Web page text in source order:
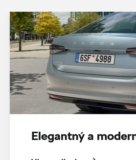
Elegantný a